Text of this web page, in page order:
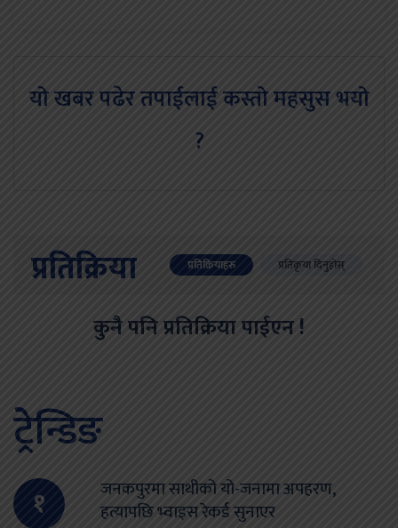
यो खबर पढेर तपाईलाई कस्तो महसुस भयो
?
प्रतिक्रिया प्रतिक्रियाहरु प्रतिकृया दिनुहोस्
कुनै पनि प्रतिक्रिया पाईएन !
ट्रेन्डिङ
१
जनकपुरमा साथीको यो-जनामा अपहरण,
हत्यापछि भ्वाइस रेकर्ड सुनाएर